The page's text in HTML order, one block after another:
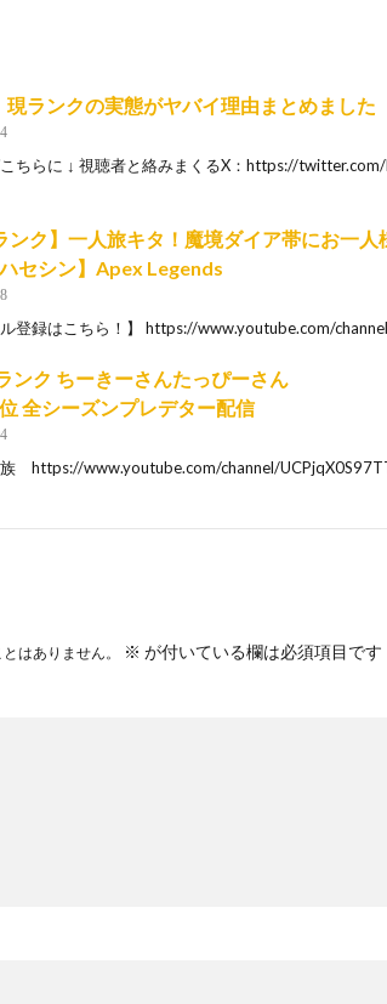
現ランクの実態がヤバイ理由まとめました
ちらに ↓ 視聴者と絡みまくるX：https://twitter.com/
ンク】一人旅キタ！魔境ダイア帯にお一
セシン】Apex Legends
ル登録はこちら！】 https://www.youtube.com/
ランク ちーきーさんたっ
全シーズンプレデター配信
族 https://www.youtube.com/channel/
はありません。 ※ が付いている欄は必須項目です